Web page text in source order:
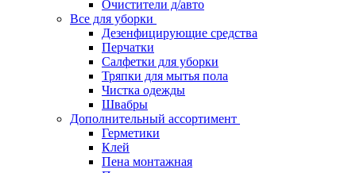
Очистители д/авто
Все для уборки
Дезенфицирующие средства
Перчатки
Салфетки для уборки
Тряпки для мытья пола
Чистка одежды
Швабры
Дополнительный ассортимент
Герметики
Клей
Пена монтажная